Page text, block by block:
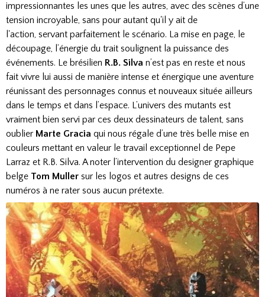
impressionnantes les unes que les autres, avec des scènes d’une
tension incroyable, sans pour autant qu'il y ait de
l'action, servant parfaitement le scénario. La mise en page, le
découpage, l’énergie du trait soulignent la puissance des
événements. Le brésilien R.B. Silva n’est pas en reste et nous
fait vivre lui aussi de manière intense et énergique une aventure
réunissant des personnages connus et nouveaux située ailleurs
dans le temps et dans l’espace. L’univers des mutants est
vraiment bien servi par ces deux dessinateurs de talent, sans
oublier Marte Gracia qui nous régale d’une très belle mise en
couleurs mettant en valeur le travail exceptionnel de Pepe
Larraz et R.B. Silva. A noter l’intervention du designer graphique
belge Tom Muller sur les logos et autres designs de ces
numéros à ne rater sous aucun prétexte.